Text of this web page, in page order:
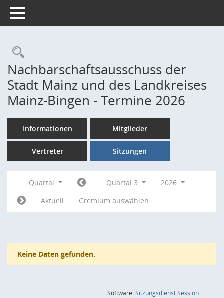
Toggle navigation
Rechercheauswahl
Nachbarschaftsausschuss der
Stadt Mainz und des Landkreises
Mainz-Bingen - Termine 2026
Informationen Mitglieder
Vertreter Sitzungen
Quartal Quartal 3
2026
Aktuell
Gremium auswählen
Keine Daten gefunden.
Software:SitzungsdienstSession(Wird in